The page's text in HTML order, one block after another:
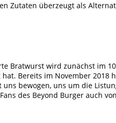
Zutaten überzeugt als
Bratwurst wird zunächst im
Bereits im November 2018
bewogen, uns um die
des Beyond Burger auch